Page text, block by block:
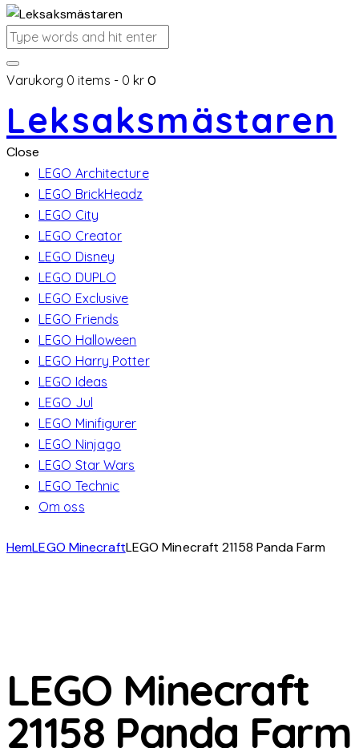
Varukorg 0 items - 0 kr 0
Leksaksmästaren
Close
LEGO Architecture
LEGO BrickHeadz
LEGO City
LEGO Creator
LEGO Disney
LEGO DUPLO
LEGO Exclusive
LEGO Friends
LEGO Halloween
LEGO Harry Potter
LEGO Ideas
LEGO Jul
LEGO Minifigurer
LEGO Ninjago
LEGO Star Wars
LEGO Technic
Om oss
HemLEGO MinecraftLEGO Minecraft 21158 Panda Farm
LEGO Minecraft
21158 Panda Farm